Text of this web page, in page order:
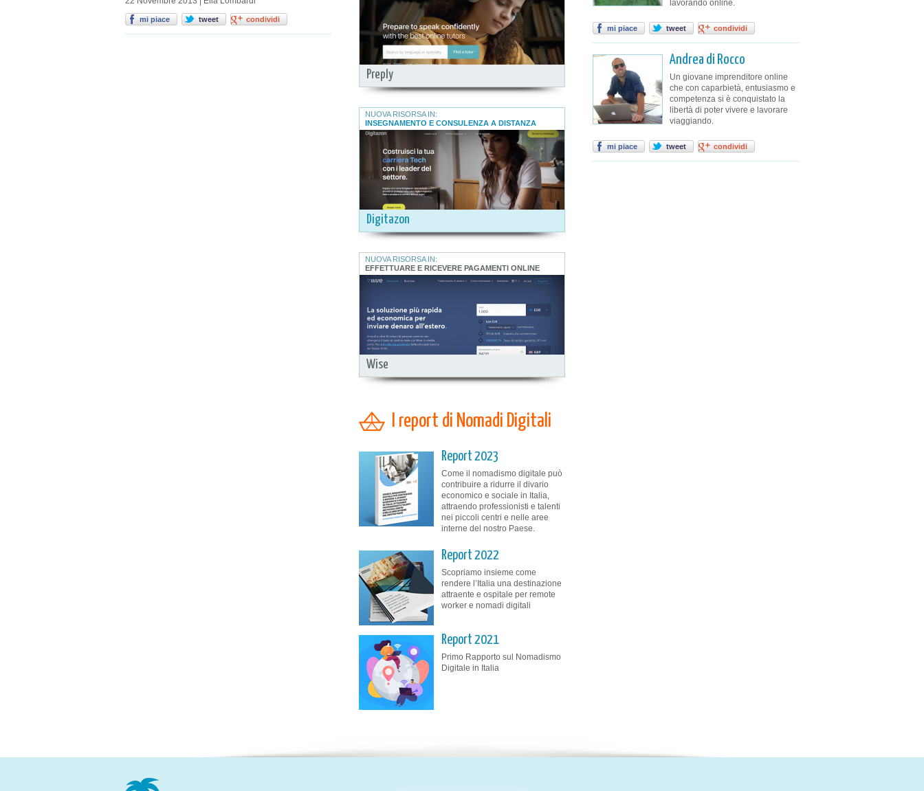
mi piace tweet condividi
Preply
Digitazon
NUOVA RISORSA IN:
INSEGNAMENTO E CONSULENZA A DISTANZA
Wise
NUOVA RISORSA IN:
EFFETTUARE E RICEVERE PAGAMENTI ONLINE
I report di Nomadi Digitali
Report 2023
Come il nomadismo digitale può
contribuire a ridurre il divario
economico e sociale in Italia,
attraendo professionisti e talenti
nei piccoli centri e nelle aree
interne del nostro Paese.
Report 2022
Scopriamo insieme come
rendere l’Italia una destinazione
attraente e ospitale per remote
worker e nomadi digitali
Report 2021
Primo Rapporto sul Nomadismo
Digitale in Italia
lavorando online.
mi piace tweet condividi
Andrea di Rocco
Un giovane imprenditore online
che con caparbietà, entusiasmo e
competenza si è conquistato la
libertà di poter vivere e lavorare
viaggiando.
mi piace tweet condividi